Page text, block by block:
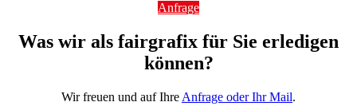
Anfrage
Was wir als fairgrafix für Sie erledigen
können?
Wir freuen und auf Ihre Anfrage oder Ihr Mail.